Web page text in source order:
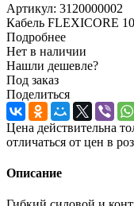
Артикул: 3120000002
Кабель FLEXICORE
Подробнее
Нет в наличии
Нашли дешевле?
Под заказ
Поделиться
Цена действительна
отличаться от цен в
Описание